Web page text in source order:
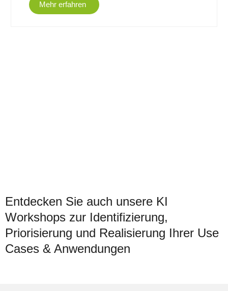
Mehr erfahren
Entdecken Sie auch unsere KI
Workshops zur Identifizierung,
Priorisierung und Realisierung Ihrer Use
Cases & Anwendungen